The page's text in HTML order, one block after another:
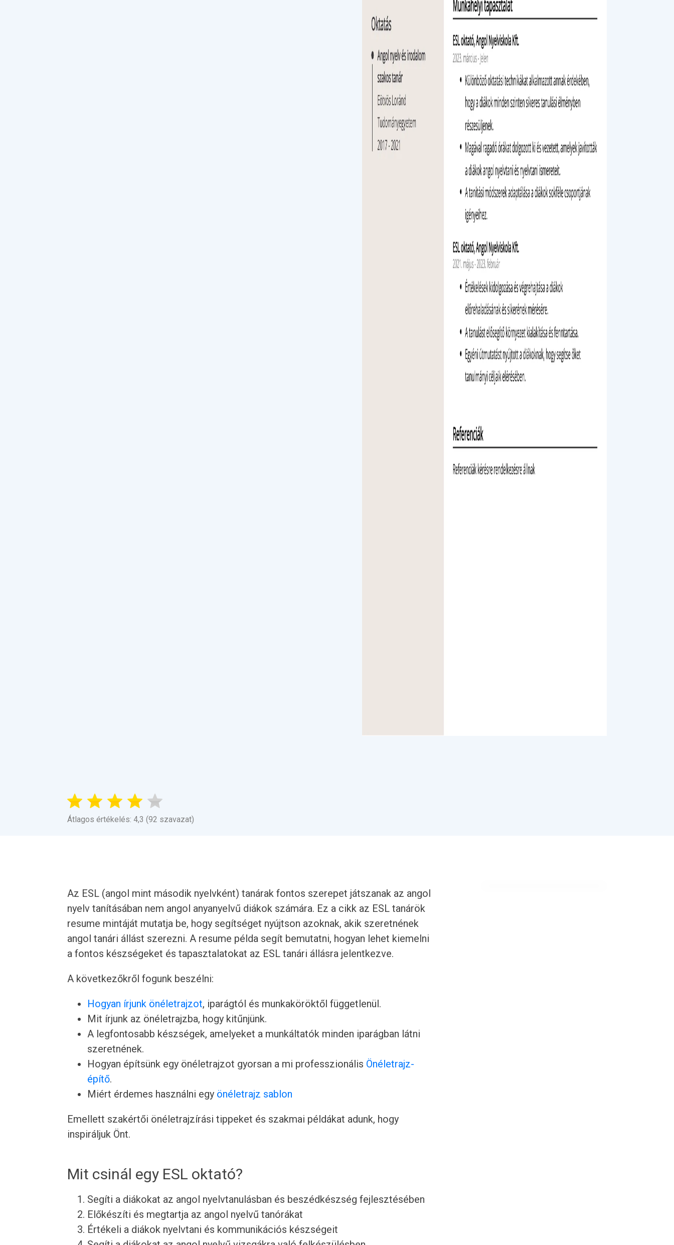
Átlagos értékelés: 4,3 (92 szavazat)
Az ESL (angol mint második nyelvként) tanárak fontos szerepet játszanak az angol
nyelv tanításában nem angol anyanyelvű diákok számára. Ez a cikk az ESL tanárök
resume mintáját mutatja be, hogy segítséget nyújtson azoknak, akik szeretnének
angol tanári állást szerezni. A resume példa segít bemutatni, hogyan lehet kiemelni
a fontos készségeket és tapasztalatokat az ESL tanári állásra jelentkezve.
A következőkről fogunk beszélni:
Hogyan írjunk önéletrajzot, iparágtól és munkaköröktől függetlenül.
Mit írjunk az önéletrajzba, hogy kitűnjünk.
A legfontosabb készségek, amelyeket a munkáltatók minden iparágban látni
szeretnének.
Hogyan építsünk egy önéletrajzot gyorsan a mi professzionális Önéletrajz-
építő.
Miért érdemes használni egy önéletrajz sablon
Emellett szakértői önéletrajzírási tippeket és szakmai példákat adunk, hogy
inspiráljuk Önt.
Mit csinál egy ESL oktató?
Segíti a diákokat az angol nyelvtanulásban és beszédkészség fejlesztésében
Előkészíti és megtartja az angol nyelvű tanórákat
Értékeli a diákok nyelvtani és kommunikációs készségeit